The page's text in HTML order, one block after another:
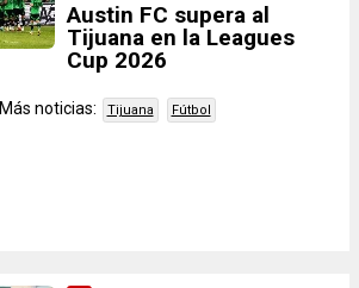
Austin FC supera al
Tijuana en la Leagues
Cup 2026
Más noticias: Tijuana Fútbol